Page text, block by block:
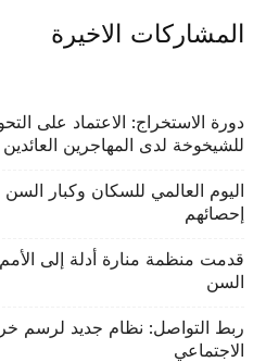
المشاركات الاخيرة
دورة الاستخراج: الاعتماد على
للشيخوخة لدى المهاجرين
اليوم العالمي للسكان وكبار
إحصائهم
قدمت منظمة منارة أدلة إلى
السن
ربط التواصل: نظام جديد لرسم
الاجتماعي